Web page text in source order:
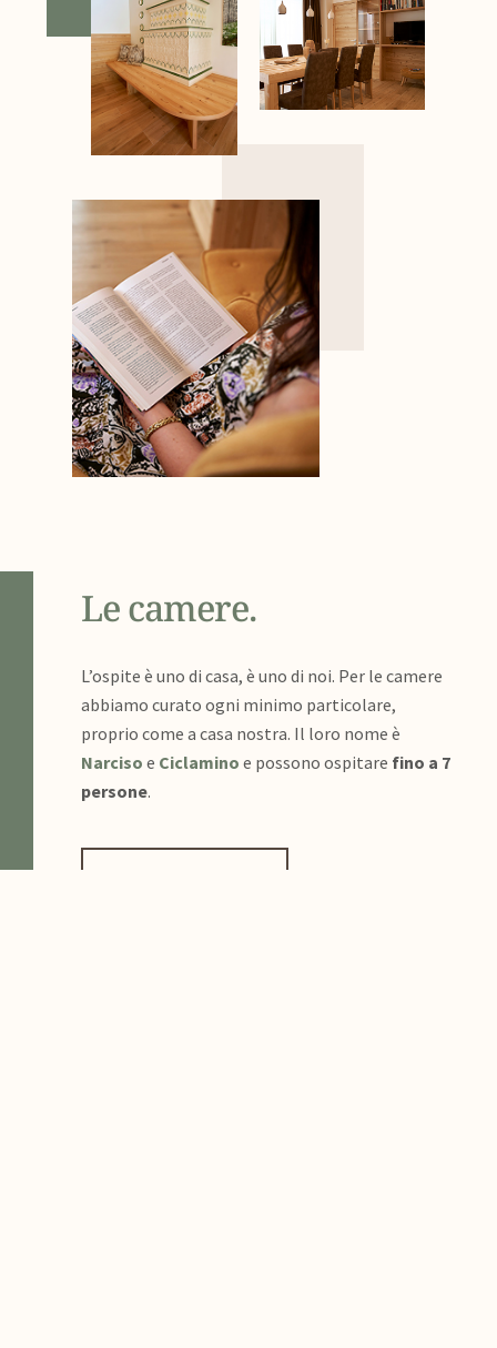
Le camere.
L’ospite è uno di casa, è uno di noi. Per le camere
abbiamo curato ogni minimo particolare,
proprio come a casa nostra. Il loro nome è
Narciso e Ciclamino e possono ospitare fino a 7
persone.